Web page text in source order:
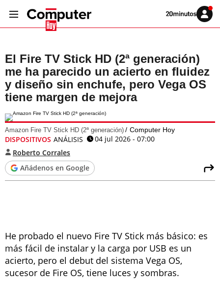
Volver
Iniciar
sesión
El Fire TV Stick HD (2ª generación)
me ha parecido un acierto en fluidez
y diseño sin enchufe, pero Vega OS
tiene margen de mejora
Amazon Fire TV Stick HD (2ª generación) Computer Hoy
DISPOSITIVOS ANÁLISIS
04 jul 2026 - 07:00
Roberto Corrales
Añádenos en Google
He probado el nuevo Fire TV Stick más básico: es
más fácil de instalar y la carga por USB es un
acierto, pero el debut del sistema Vega OS,
sucesor de Fire OS, tiene luces y sombras.